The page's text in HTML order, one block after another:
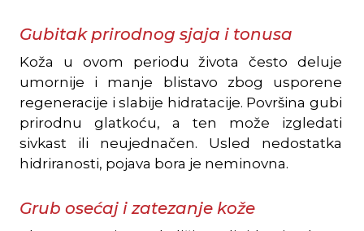
Gubitak prirodnog sjaja i tonusa
Koža u ovom periodu života često deluje
umornije i manje blistavo zbog usporene
regeneracije i slabije hidratacije. Površina gubi
prirodnu glatkoću, a ten može izgledati
sivkast ili neujednačen. Usled nedostatka
hidriranosti, pojava bora je neminovna.
Grub osećaj i zatezanje kože